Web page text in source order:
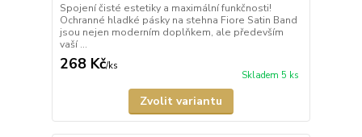
Spojení čisté estetiky a maximální funkčnosti!
Ochranné hladké pásky na stehna Fiore Satin Band
jsou nejen moderním doplňkem, ale především
vaší ...
268 Kč/ks
Skladem 5 ks
Zvolit variantu